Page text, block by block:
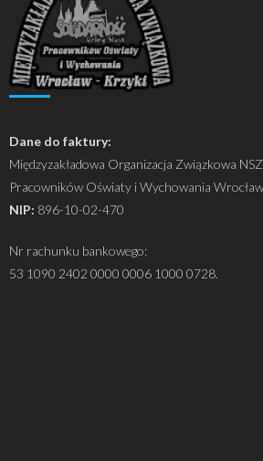
Dane do faktury:
Międzyzakładowa Organizacja Związkowa
Pracowników Oświaty i Wychowania
NIP: 896-10-02-470
Nr rachunku bankowego:
53 1090 2402 0000 0006 1000 0728.